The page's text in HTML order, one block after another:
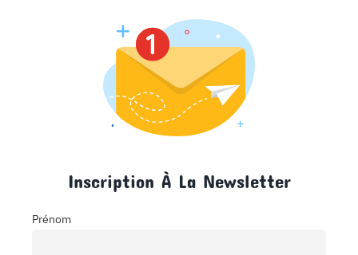
Inscription À La Newsletter
Prénom